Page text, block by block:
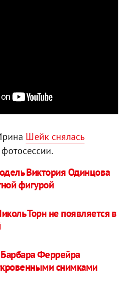
Шейк снялась
Виктория Одинцова
фигурой
Торн не появляется в
Феррейра
снимками